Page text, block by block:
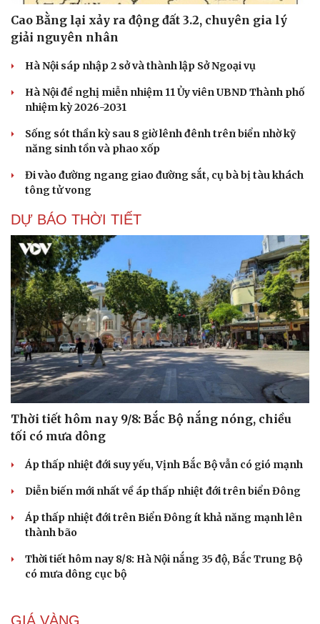
Cải chính
Cao Bằng lại xảy ra động đất 3.2, chuyên gia lý
giải nguyên nhân
Hà Nội sáp nhập 2 sở và thành lập Sở Ngoại vụ
Hà Nội đề nghị miễn nhiệm 11 Ủy viên UBND Thành phố
nhiệm kỳ 2026-2031
Sống sót thần kỳ sau 8 giờ lênh đênh trên biển nhờ kỹ
năng sinh tồn và phao xốp
Đi vào đường ngang giao đường sắt, cụ bà bị tàu khách
tông tử vong
DỰ BÁO THỜI TIẾT
Thời tiết hôm nay 9/8: Bắc Bộ nắng nóng, chiều
tối có mưa dông
Áp thấp nhiệt đới suy yếu, Vịnh Bắc Bộ vẫn có gió mạnh
Diễn biến mới nhất về áp thấp nhiệt đới trên biển Đông
Áp thấp nhiệt đới trên Biển Đông ít khả năng mạnh lên
thành bão
Thời tiết hôm nay 8/8: Hà Nội nắng 35 độ, Bắc Trung Bộ
có mưa dông cục bộ
GIÁ VÀNG